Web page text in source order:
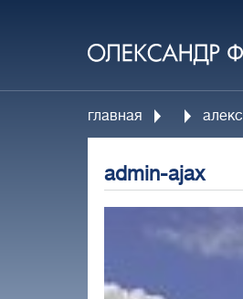
главная
admin-ajax